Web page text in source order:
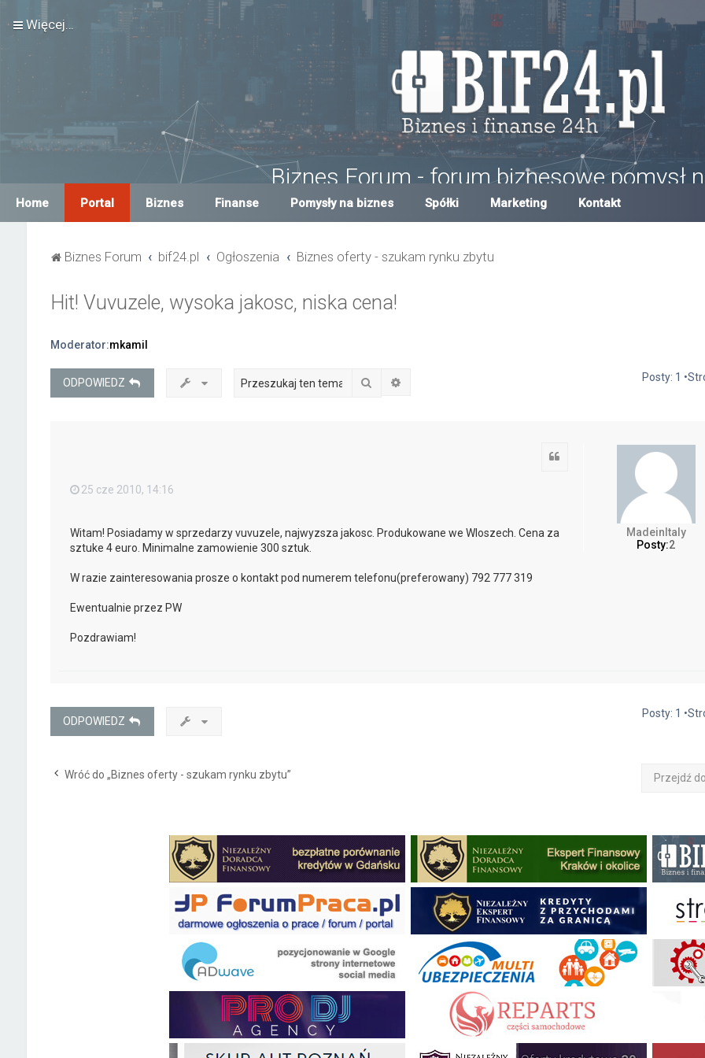
Więcej…
Biznes Forum - forum biznesowe pomysł
Największe Biznes Forum w Polsce, forum biznesowe i finansowe, pomysły na biznes,
Home Portal Biznes Finanse Pomysły na biznes Spółki Marketing Kontakt
Biznes Forum bif24.pl Ogłoszenia Biznes oferty - szukam rynku zbytu
Hit! Vuvuzele, wysoka jakosc, niska cena!
Moderator:mkamil
ODPOWIEDZ Szukaj Posty: 1
MadeinItaly
Posty:2
25 cze 2010, 14:16
Witam! Posiadamy w sprzedarzy vuvuzele, najwyzsza jakosc. Produkowane we Wloszech. Cena za
sztuke 4 euro. Minimalne zamowienie 300 sztuk.
W razie zainteresowania prosze o kontakt pod numerem telefonu(preferowany) 792 777 319
Ewentualnie przez PW
Pozdrawiam!
ODPOWIEDZ
Posty: 1
Wróć do „Biznes oferty - szukam rynku zbytu” Przejdź do